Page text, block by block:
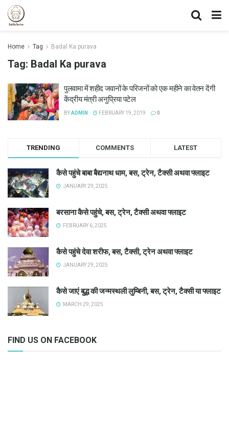
Home Tag Badal Ka purava
Tag: Badal Ka purava
पुलवामा में शहीद जवानों के परिजनों को एक महीने का वेतन देंगी
केंद्रीय मंत्री अनुप्रिया पटेल
BYADMIN FEBRUARY 19, 2019 0
TRENDING COMMENTS LATEST
कैसे पहुंचे बाबा बैद्यनाथ धाम, बस, ट्रेन, टैक्सी अथवा फ्लाइट
JANUARY 29, 2025
बरसाना कैसे पहुंचे, बस, ट्रेन, टैक्सी अथवा फ्लाइट
FEBRUARY 6, 2025
कैसे पहुंचे देवा शरीफ, बस, टैक्सी, ट्रेन अथवा फ्लाइट
JANUARY 29, 2025
कैसे जाएं बुद्ध की जन्मस्थली लुम्बिनी, बस, ट्रेन, टैक्सी या फ्लाइट
MARCH 29, 2025
FIND US ON FACEBOOK